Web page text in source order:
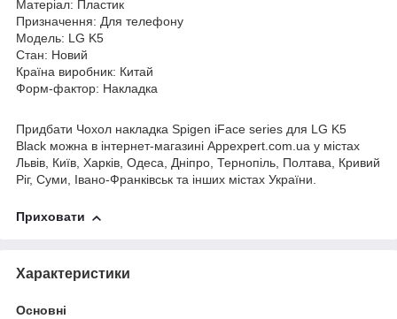
Матеріал: Пластик
Призначення: Для телефону
Модель: LG K5
Стан: Новий
Країна виробник: Китай
Форм-фактор: Накладка
Придбати Чохол накладка Spigen iFace series для LG K5
Black можна в інтернет-магазині Appexpert.com.ua у містах
Львів, Київ, Харків, Одеса, Дніпро, Тернопіль, Полтава, Кривий
Ріг, Суми, Івано-Франківськ та інших містах України.
Приховати
Характеристики
Основні